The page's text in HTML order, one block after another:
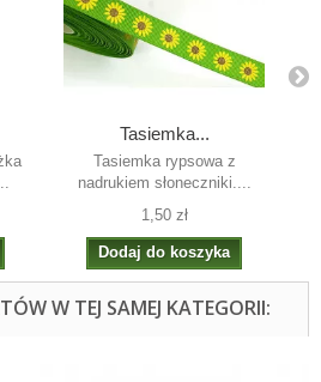
Tasiemka...
Tasiemka rypsowa z
nadrukiem słoneczniki ....
1,50 zł
Dodaj do koszyka
W TEJ SAMEJ KATEGORII: